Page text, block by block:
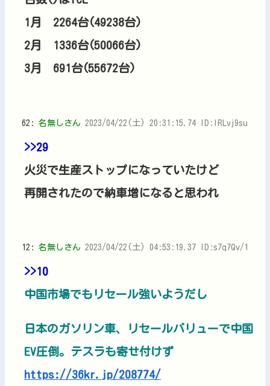
1月 2264台(49238台)
2月 1336台(50066台)
3月 691台(55672台)
62: 名無しさん 2023/04/22(土) 20:31:15.74 ID:IRLvj9su
>>29
火災で生産ストップになっていたけど
再開されたので納車増になると思われ
12: 名無しさん 2023/04/22(土) 04:53:19.37 ID:s7q7Qv/1
>>10
中国市場でもリセール強いようだし
日本のガソリン車、リセールバリューで中国
EV圧倒。テスラも寄せ付けず
https://36kr.jp/208774/